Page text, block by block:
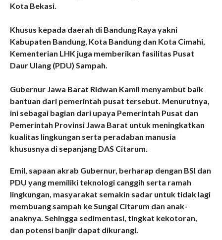
Kota Bekasi.
Khusus kepada daerah di Bandung Raya yakni
Kabupaten Bandung, Kota Bandung dan Kota Cimahi,
Kementerian LHK juga memberikan fasilitas Pusat
Daur Ulang (PDU) Sampah.
Gubernur Jawa Barat Ridwan Kamil menyambut baik
bantuan dari pemerintah pusat tersebut. Menurutnya,
ini sebagai bagian dari upaya Pemerintah Pusat dan
Pemerintah Provinsi Jawa Barat untuk meningkatkan
kualitas lingkungan serta peradaban manusia
khususnya di sepanjang DAS Citarum.
Emil, sapaan akrab Gubernur, berharap dengan BSI dan
PDU yang memiliki teknologi canggih serta ramah
lingkungan, masyarakat semakin sadar untuk tidak lagi
membuang sampah ke Sungai Citarum dan anak-
anaknya. Sehingga sedimentasi, tingkat kekotoran,
dan potensi banjir dapat dikurangi.